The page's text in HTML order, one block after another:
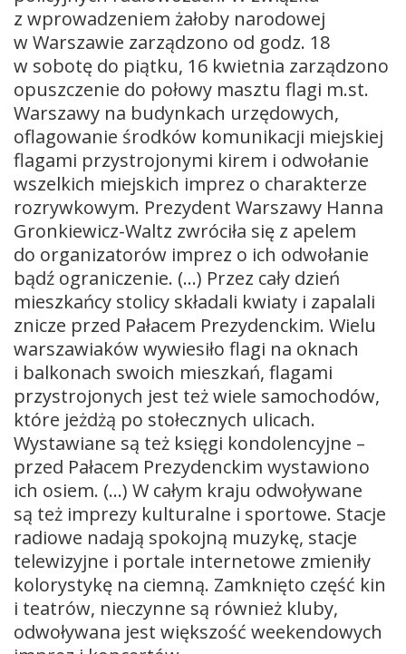
z wprowadzeniem żałoby narodowej
w Warszawie zarządzono od godz. 18
w sobotę do piątku, 16 kwietnia zarządzono
opuszczenie do połowy masztu flagi m.st.
Warszawy na budynkach urzędowych,
oflagowanie środków komunikacji miejskiej
flagami przystrojonymi kirem i odwołanie
wszelkich miejskich imprez o charakterze
rozrywkowym. Prezydent Warszawy Hanna
Gronkiewicz-Waltz zwróciła się z apelem
do organizatorów imprez o ich odwołanie
bądź ograniczenie. (…) Przez cały dzień
mieszkańcy stolicy składali kwiaty i zapalali
znicze przed Pałacem Prezydenckim. Wielu
warszawiaków wywiesiło flagi na oknach
i balkonach swoich mieszkań, flagami
przystrojonych jest też wiele samochodów,
które jeżdżą po stołecznych ulicach.
Wystawiane są też księgi kondolencyjne –
przed Pałacem Prezydenckim wystawiono
ich osiem. (…) W całym kraju odwoływane
są też imprezy kulturalne i sportowe. Stacje
radiowe nadają spokojną muzykę, stacje
telewizyjne i portale internetowe zmieniły
kolorystykę na ciemną. Zamknięto część kin
i teatrów, nieczynne są również kluby,
odwoływana jest większość weekendowych